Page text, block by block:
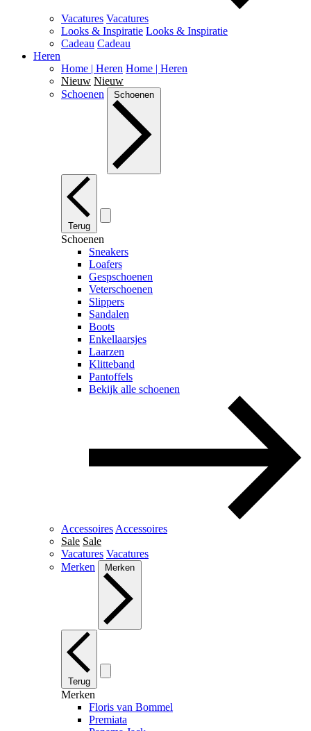
Vacatures Vacatures
Looks & Inspiratie Looks & Inspiratie
Cadeau Cadeau
Heren
Home | Heren Home | Heren
Nieuw Nieuw
Schoenen
Schoenen
Terug
Schoenen
Sneakers
Loafers
Gespschoenen
Veterschoenen
Slippers
Sandalen
Boots
Enkellaarsjes
Laarzen
Klitteband
Pantoffels
Bekijk alle schoenen
Accessoires Accessoires
Sale Sale
Vacatures Vacatures
Merken
Merken
Terug
Merken
Floris van Bommel
Premiata